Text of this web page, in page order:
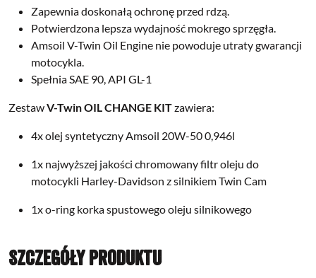
Zapewnia doskonałą ochronę przed rdzą.
Potwierdzona lepsza wydajność mokrego sprzęgła.
Amsoil V-Twin Oil Engine nie powoduje utraty gwarancji
motocykla.
Spełnia SAE 90, API GL-1
ZestawV-Twin OIL CHANGE KITzawiera:
4x olej syntetyczny Amsoil 20W-50 0,946l
1x najwyższej jakości chromowany filtr oleju do
motocykli Harley-Davidson z silnikiem Twin Cam
1x o-ring korka spustowego oleju silnikowego
Szczegóły produktu